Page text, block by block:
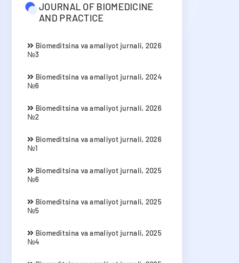
JOURNAL OF BIOMEDICINE
AND PRACTICE
Biomeditsina va amaliyot jurnali, 2026
№3
Biomeditsina va amaliyot jurnali, 2024
№6
Biomeditsina va amaliyot jurnali, 2026
№2
Biomeditsina va amaliyot jurnali, 2026
№1
Biomeditsina va amaliyot jurnali, 2025
№6
Biomeditsina va amaliyot jurnali, 2025
№5
Biomeditsina va amaliyot jurnali, 2025
№4